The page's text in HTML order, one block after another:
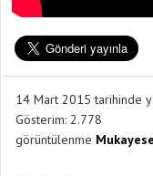
14 Mart 2015 tarihinde
Gösterim: 2.778
görüntülenme